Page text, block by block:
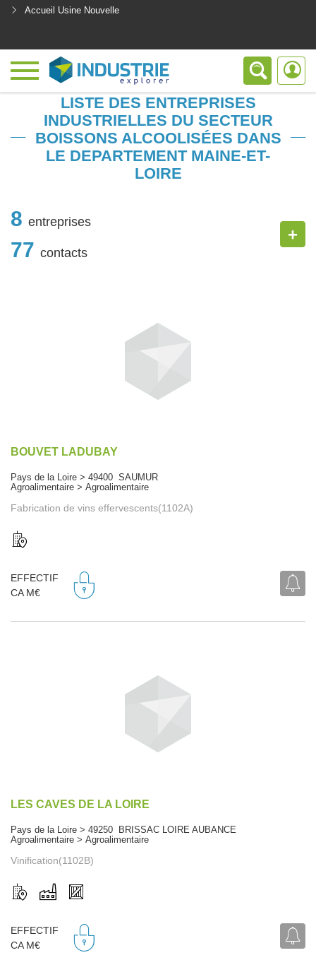
Accueil Usine Nouvelle
LISTE DES ENTREPRISES
INDUSTRIELLES DU SECTEUR
BOISSONS ALCOOLISÉES DANS
LE DEPARTEMENT MAINE-ET-
LOIRE
8 entreprises
77 contacts
+
BOUVET LADUBAY
Pays de la Loire > 49400 SAUMUR
Agroalimentaire > Agroalimentaire
Fabrication de vins effervescents(1102A)
EFFECTIF
CA M€
LES CAVES DE LA LOIRE
Pays de la Loire > 49250 BRISSAC LOIRE AUBANCE
Agroalimentaire > Agroalimentaire
Vinification(1102B)
EFFECTIF
CA M€